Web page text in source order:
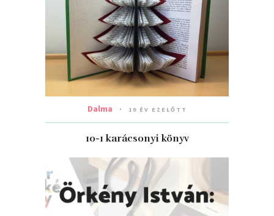
Dalma 10 ÉV EZELŐTT
10-1 karácsonyi könyv